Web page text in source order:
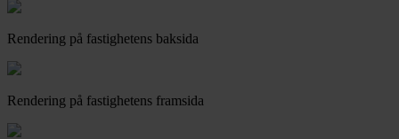
Rendering på fastighetens baksida
Rendering på fastighetens framsida